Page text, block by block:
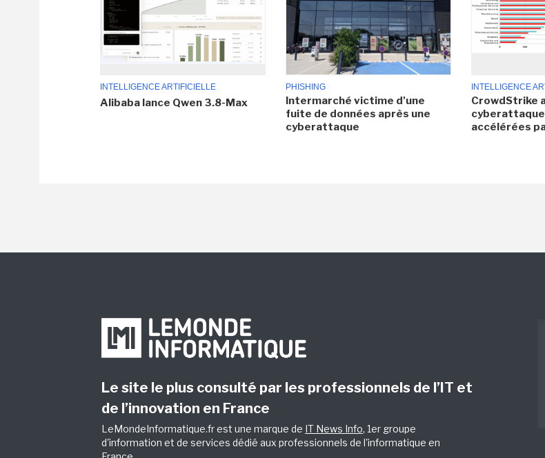
INTELLIGENCE ARTIFICIELLE
Alibaba lance Qwen 3.8-Max
PHISHING
Intermarché victime d'une
fuite de données après une
cyberattaque
INTELLIGENCE
CrowdStrike
accélérées
Le site le plus consulté par les professionnels de l’IT et
de l’innovation en France
LeMondeInformatique.fr est une marque de IT News Info, 1er groupe
d'information et de services dédié aux professionnels de l'informatique en